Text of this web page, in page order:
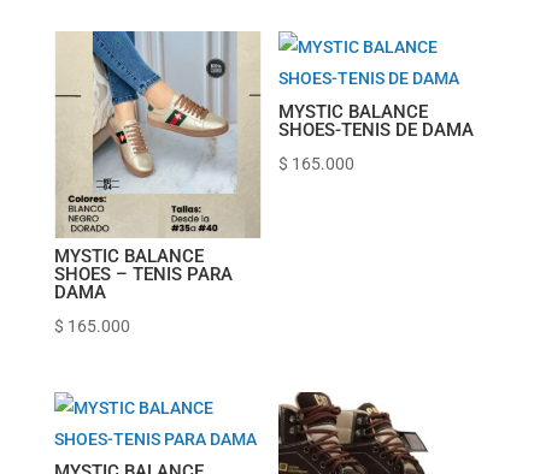
MYSTIC BALANCE
SHOES – TENIS PARA
DAMA
$ 165.000
MYSTIC BALANCE
SHOES-TENIS DE DAMA
$ 165.000